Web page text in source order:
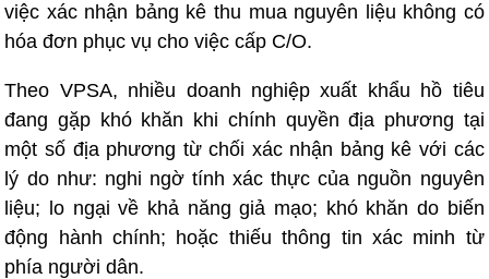
việc xác nhận bảng kê thu mua nguyên liệu không có
hóa đơn phục vụ cho việc cấp C/O.
Theo VPSA, nhiều doanh nghiệp xuất khẩu hồ tiêu
đang gặp khó khăn khi chính quyền địa phương tại
một số địa phương từ chối xác nhận bảng kê với các
lý do như: nghi ngờ tính xác thực của nguồn nguyên
liệu; lo ngại về khả năng giả mạo; khó khăn do biến
động hành chính; hoặc thiếu thông tin xác minh từ
phía người dân.